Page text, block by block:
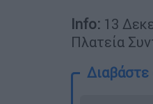
Info: 13
Πλατεία
Διαβάστε